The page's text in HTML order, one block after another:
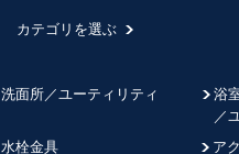
カテゴリを選ぶ
洗面所／ユーティリティ
浴
／
水栓金具 ア